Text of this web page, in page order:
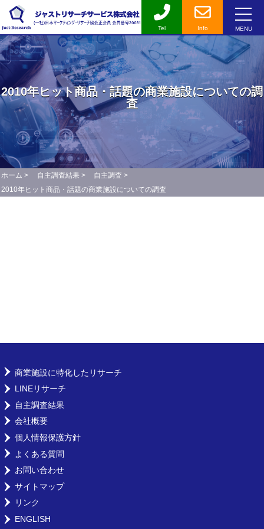
Tel Info MENU
2010年ヒット商品・話題の商業施設についての調
査
ホーム > 自主調査結果> 自主調査 >
2010年ヒット商品・話題の商業施設についての調査
商業施設に特化したリサーチ
LINEリサーチ
自主調査結果
会社概要
個人情報保護方針
よくある質問
お問い合わせ
サイトマップ
リンク
ENGLISH